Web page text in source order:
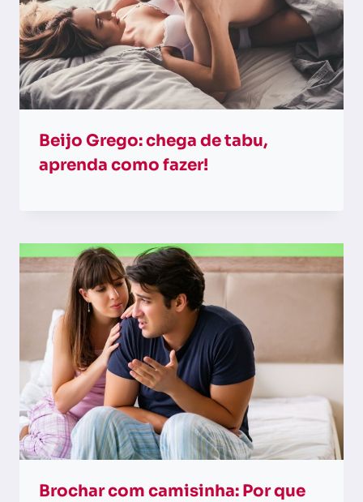
Beijo Grego: chega de tabu,
aprenda como fazer!
Brochar com camisinha: Por que